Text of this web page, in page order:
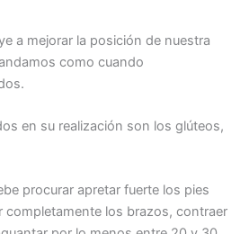
a mejorar la posición de nuestra
como cuando
en su realización son los glúteos,
procurar apretar fuerte los pies
completamente los brazos, contraer